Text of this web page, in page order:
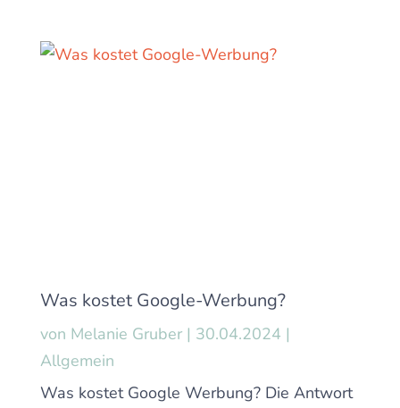
Was kostet Google-Werbung?
von Melanie Gruber| 30.04.2024 |
Allgemein
Was kostet Google Werbung? Die Antwort